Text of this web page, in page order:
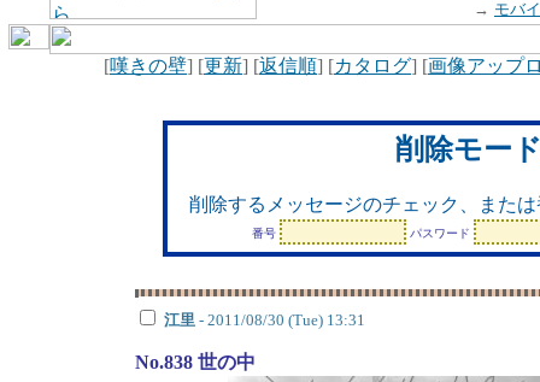
→ モバ
[嘆きの壁] [更新] [返信順] [カタログ] [画像アップ
削除モー
削除するメッセージのチェック、また
番号 パスワード
江里 - 2011/08/30 (Tue) 13:31
No.838 世の中